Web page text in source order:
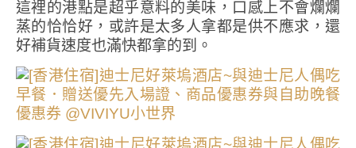
這裡的港點是超乎意料的美味，口感上不會爛爛
蒸的恰恰好，或許是太多人拿都是供不應求，還
好補貨速度也滿快都拿的到。